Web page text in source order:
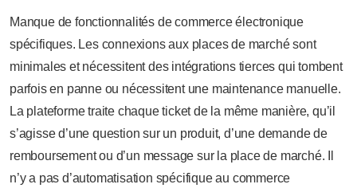
Manque de fonctionnalités de commerce électronique
spécifiques. Les connexions aux places de marché sont
minimales et nécessitent des intégrations tierces qui tombent
parfois en panne ou nécessitent une maintenance manuelle.
La plateforme traite chaque ticket de la même manière, qu’il
s’agisse d’une question sur un produit, d’une demande de
remboursement ou d’un message sur la place de marché. Il
n’y a pas d’automatisation spécifique au commerce